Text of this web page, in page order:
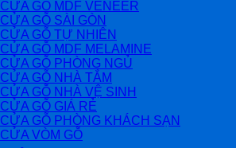
CỬA GỖ MDF VENEER
CỬA GỖ SÀI GÒN
CỬA GỖ TỰ NHIÊN
CỬA GỖ MDF MELAMINE
CỬA GỖ PHÒNG NGỦ
CỬA GỖ NHÀ TẮM
CỬA GỖ NHÀ VỆ SINH
CỬA GỖ GIÁ RẺ
CỬA GỖ PHÒNG KHÁCH SẠN
CỬA VÒM GỖ